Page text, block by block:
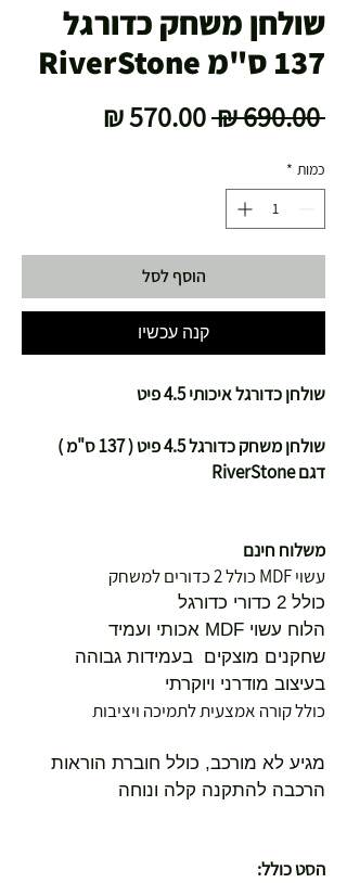
שולחן משחק כדורגל
137 ס"מ RiverStone
‏690.00 ‏₪
מחיר
כמות *
הוסף לסל
קנה עכשיו
שולחן כדורגל איכותי 4.5 פיט
שולחן משחק כדורגל 4.5 פיט ( 137 ס"מ )
דגם RiverStone
משלוח חינם
עשוי MDF כולל 2 כדורים למשחק
כולל 2 כדורי כדורגל
הלוח עשוי MDF אכותי ועמיד
שחקנים מוצקים בעמידות גבוהה
בעיצוב מודרני ויוקרתי
כולל קורה אמצעית לתמיכה ויציבות
מגיע לא מורכב, כולל חוברת הוראות
הרכבה להתקנה קלה ונוחה
הסט כולל: